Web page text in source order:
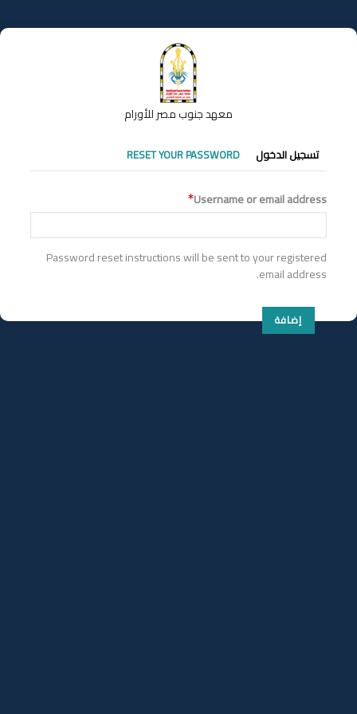
إلى
المحتوى
معهد جنوب مصر للأورام
التبويبات
الأساسية
تسجيل الدخول RESET YOUR PASSWORD
Username or email address
Password reset instructions will be sent to your registered
email address.